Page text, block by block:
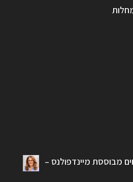
מבוססת מיינדפולנס –